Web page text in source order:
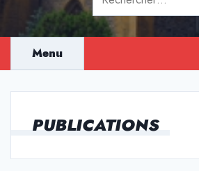
Menu
PUBLICATIONS